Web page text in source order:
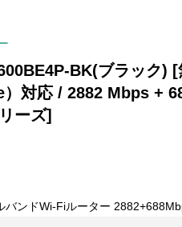
BK(ブラック) [
対応 / 2882 Mbps +
ーズ]
バンドWi-Fiルーター